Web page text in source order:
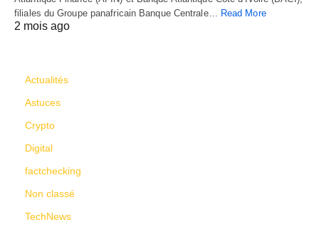
filiales du Groupe panafricain Banque Centrale… Read More
2 mois ago
Actualités
Astuces
Crypto
Digital
factchecking
Non classé
TechNews